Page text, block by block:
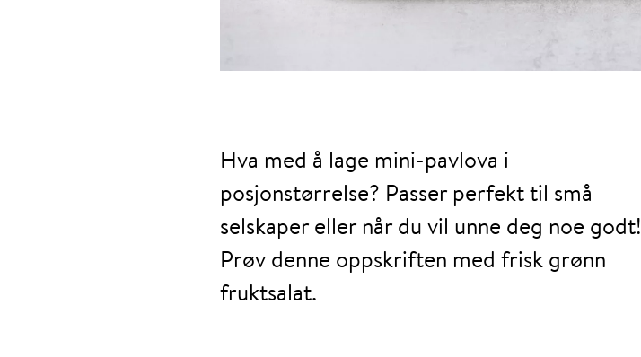
Hva med å lage mini-pavlova i
posjonstørrelse? Passer perfekt til små
selskaper eller når du vil unne deg noe godt!
Prøv denne oppskriften med frisk grønn
fruktsalat.